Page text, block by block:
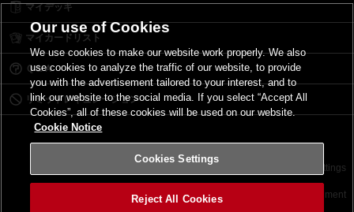
マイデッキ
マイカードリスト
Ｑ＆Ａ
リミットレギュレーション
サイトポリシー Cookies Settings
©2026 Konami Digital Entertainment
Our use of Cookies
We use cookies to make our website work properly. We also
use cookies to analyze the traffic of our website, to provide
you with the advertisement tailored to your interest, and to
link our website to the social media. If you select “Accept All
Cookies”, all of these cookies will be used on our website.
Cookie Notice
Cookies Settings
Reject All Cookies